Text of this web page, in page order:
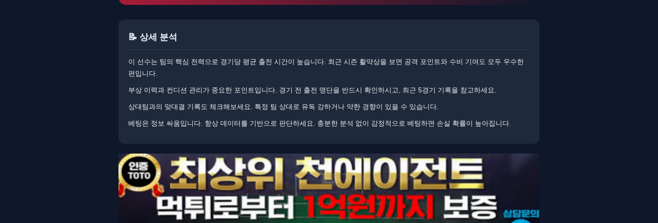
📝 상세 분석
이 선수는 팀의 핵심 전력으로 경기당 평균 출전 시간이 높습니다. ​​최근 시즌 활약상을 보면 공격 포인트와 수비 기여도 모두 우수한
편입니다.
부상 이력과 컨디션 관리가 중요한 포인트입니다. 경기 전 출전 명단을 반드시 확인하시고, 최근 5경기 기록을 참고하세요.
상대팀과의 맞대결 기록도 체크해보세요. 특정 팀 상대로 유독 강하거나 약한 경향이 있을 수 있습니다.
베팅은 정보 싸움입니다. ​​항상 데이터를 기반으로 판단하세요. ​​충분한 분석 없이 감정적으로 베팅하면 손실 확률이 높아집니다.